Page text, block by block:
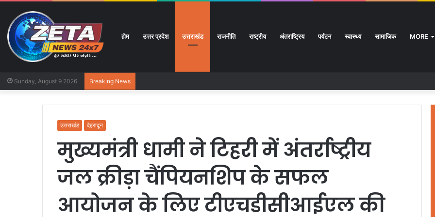
होम उत्तर प्रदेश उत्तराखंड राजनीति राष्ट्रीय अंतराष्ट्रिय पर्यटन स्वास्थ्य सामाजिक MORE
Sunday, August 9 2026 Breaking News
उत्तराखंड देहरादून
मुख्यमंत्री धामी ने टिहरी में अंतर्राष्ट्रीय
जल क्रीड़ा चैंपियनशिप के सफल
आयोजन के लिए टीएचडीसीआईएल की